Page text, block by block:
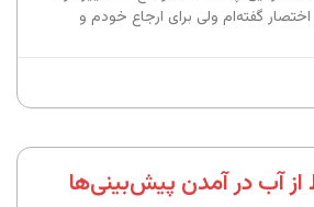
گفته‌ام ولی برای ارجاع خودم و
آب در آمدن پیش‌بینی‌ها